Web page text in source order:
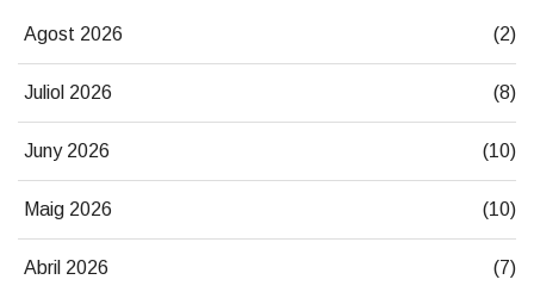
Agost 2026 (2)
Juliol 2026 (8)
Juny 2026 (10)
Maig 2026 (10)
Abril 2026 (7)